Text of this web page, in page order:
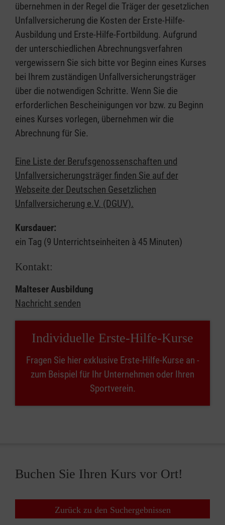
übernehmen in der Regel die Träger der gesetzlichen
Unfallversicherung die Kosten der Erste-Hilfe-
Ausbildung und Erste-Hilfe-Fortbildung. Aufgrund
der unterschiedlichen Abrechnungsverfahren
vergewissern Sie sich bitte vor Beginn eines Kurses
bei Ihrem zuständigen Unfallversicherungsträger
über die notwendigen Schritte. Wenn Sie die
erforderlichen Bescheinigungen vor bzw. zu Beginn
eines Kurses vorlegen, übernehmen wir die
Abrechnung für Sie.
Eine Liste der Berufsgenossenschaften und
Unfallversicherungsträger finden Sie auf der
Webseite der Deutschen Gesetzlichen
Unfallversicherung e.V. (DGUV).
Kursdauer:
ein Tag (9 Unterrichtseinheiten à 45 Minuten)
Kontakt:
Malteser Ausbildung
Nachricht senden
Individuelle Erste-Hilfe-Kurse
Fragen Sie hier exklusive Erste-Hilfe-Kurse an -
zum Beispiel für Ihr Unternehmen oder Ihren
Sportverein.
Buchen Sie Ihren Kurs vor Ort!
Zurück zu den Suchergebnissen